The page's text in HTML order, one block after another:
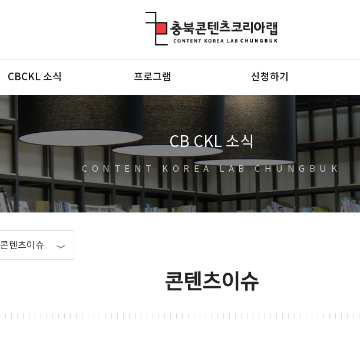
CBCKL 소식 프로그램 신청하기
CB CKL 소식
CONTENT KOREA LAB CHUNGBUK
콘텐츠이슈
콘텐츠이슈